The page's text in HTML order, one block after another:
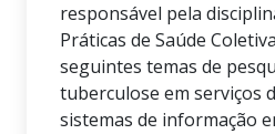
responsável pela
Práticas de Saúde
seguintes temas de
tuberculose em serviços
sistemas de informação